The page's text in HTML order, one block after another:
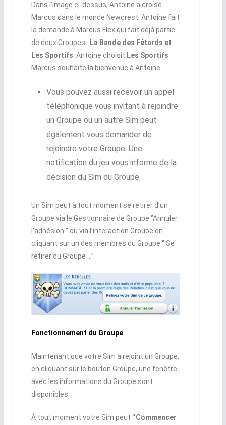
Dans l’image ci-dessus, Antoine a croisé
Marcus dans le monde Newcrest. Antoine fait
la demande à Marcus Flex qui fait déjà partie
de deux Groupes : La Bande des Fêtards et
Les Sportifs. Antoine choisit Les Sportifs.
Marcus souhaite la bienvenue à Antoine.
Vous pouvez aussi recevoir un appel
téléphonique vous invitant à rejoindre
un Groupe ou un autre Sim peut
également vous demander de
rejoindre votre Groupe. Une
notification du jeu vous informe de la
décision du Sim du Groupe.
Un Sim peut à tout moment se retirer d’un
Groupe via le Gestionnaire de Groupe ‘’Annuler
l’adhésion ‘’ ou via l’interaction Groupe en
cliquant sur un des membres du Groupe ‘’ Se
retirer du Groupe …’’
Fonctionnement du Groupe
Maintenant que votre Sim a rejoint un Groupe,
en cliquant sur le bouton Groupe, une fenêtre
avec les informations du Groupe sont
disponibles.
À tout moment votre Sim peut ‘’Commencer